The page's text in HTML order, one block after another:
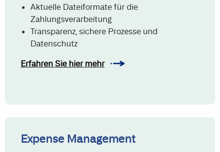
Aktuelle Dateiformate für die
Zahlungsverarbeitung
Transparenz, sichere Prozesse und
Datenschutz
Erfahren Sie hier mehr
Expense Management